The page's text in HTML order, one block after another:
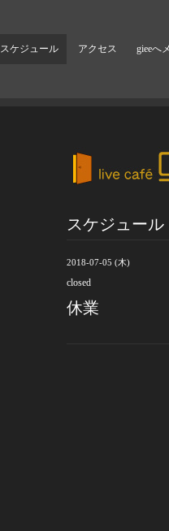
スケジュール アクセス gieeへ
スケジュール
2018-07-05 (木)
closed
休業